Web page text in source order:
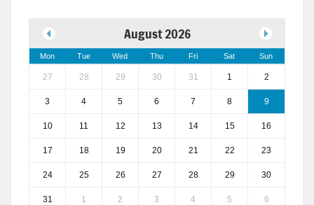
August 2026
Mon Tue Wed Thu Fri Sat Sun
27 28 29 30 31 1 2
3 4 5 6 7 8 9
10 11 12 13 14 15 16
17 18 19 20 21 22 23
24 25 26 27 28 29 30
31 1 2 3 4 5 6